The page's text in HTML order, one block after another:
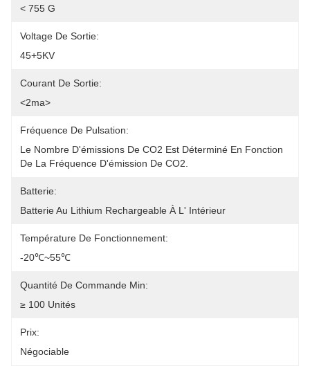
< 755 G
Voltage De Sortie:
45+5KV
Courant De Sortie:
<2ma>
Fréquence De Pulsation:
Le Nombre D'émissions De CO2 Est Déterminé En Fonction
De La Fréquence D'émission De CO2.
Batterie:
Batterie Au Lithium Rechargeable À L' Intérieur
Température De Fonctionnement:
-20℃~55℃
Quantité De Commande Min:
≥ 100 Unités
Prix:
Négociable